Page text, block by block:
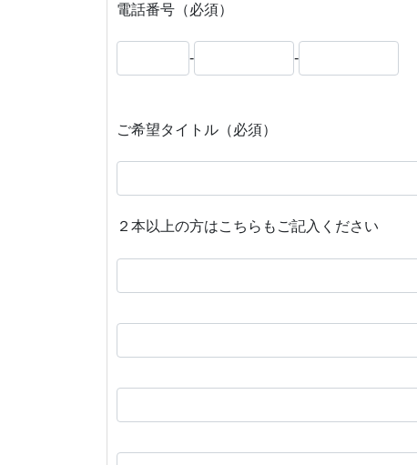
電話番号（必須）
- -
ご希望タイトル（必須）
２本以上の方はこちらもご記入ください